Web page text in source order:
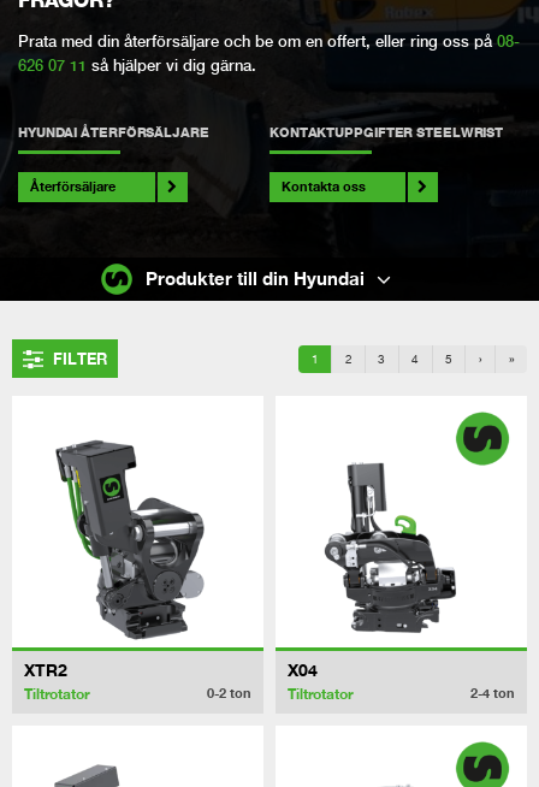
Prata med din återförsäljare och be om en offert, eller ring oss på 08-
626 07 11 så hjälper vi dig gärna.
HYUNDAI ÅTERFÖRSÄLJARE
Återförsäljare
KONTAKTUPPGIFTER STEELWRIST
Kontakta oss
FILTER 1 2 3 4 5 › »
XTR2
Tiltrotator 0-2 ton
X04
Tiltrotator 2-4 ton
Produkter till din Hyundai